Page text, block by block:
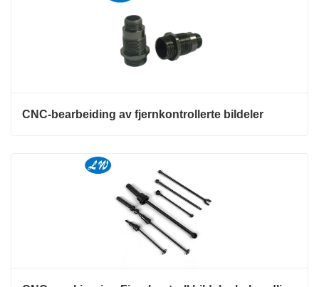
CNC-bearbeiding av fjernkontrollerte bildeler